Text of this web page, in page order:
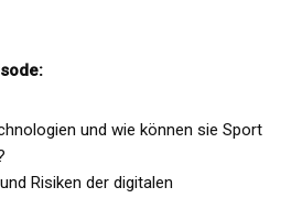
und wie können sie Sport
Risiken der digitalen